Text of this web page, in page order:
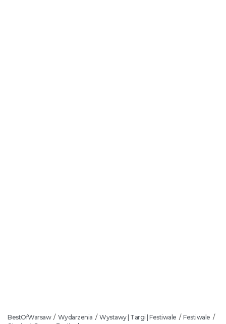
BestOfWarsaw / Wydarzenia / Wystawy | Targi | Festiwale / Festiwale /